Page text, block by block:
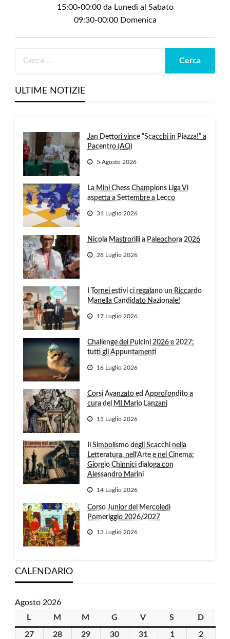
15:00-00:00 da Lunedì al Sabato
09:30-00:00 Domenica
ULTIME NOTIZIE
Jan Dettori vince “Scacchi in Piazza!” a
Pacentro (AQ)
5 Agosto 2026
La Mini Chess Champions Liga Vi
aspetta a Settembre a Lecco
31 Luglio 2026
Nicola Mastrorilli a Paleochora 2026
28 Luglio 2026
I Tornei estivi ci regalano un Riccardo
Manella Candidato Nazionale!
17 Luglio 2026
Challenge dei Pulcini 2026 e 2027:
tutti gli Appuntamenti
16 Luglio 2026
Corsi Avanzato ed Approfondito a
cura del MI Mario Lanzani
15 Luglio 2026
Il Simbolismo degli Scacchi nella
Letteratura, nell’Arte e nel Cinema:
Giorgio Chinnici dialoga con
Alessandro Marini
14 Luglio 2026
Corso Junior del Mercoledì
Pomeriggio 2026/2027
13 Luglio 2026
CALENDARIO
Agosto 2026
L
M martedì
M mercoledì
G giovedìV venerdì
S D
2727
2828
29 30 31 11
22